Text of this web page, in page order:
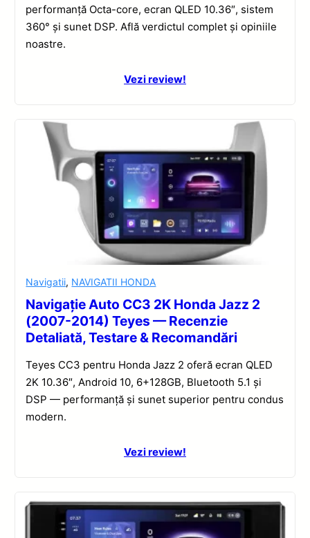
performanță Octa-core, ecran QLED 10.36″, sistem
360° și sunet DSP. Află verdictul complet și opiniile
noastre.
Vezi review!
Navigatii, NAVIGATII HONDA
Navigație Auto CC3 2K Honda Jazz 2
(2007-2014) Teyes — Recenzie
Detaliată, Testare & Recomandări
Teyes CC3 pentru Honda Jazz 2 oferă ecran QLED
2K 10.36″, Android 10, 6+128GB, Bluetooth 5.1 și
DSP — performanță și sunet superior pentru condus
modern.
Vezi review!